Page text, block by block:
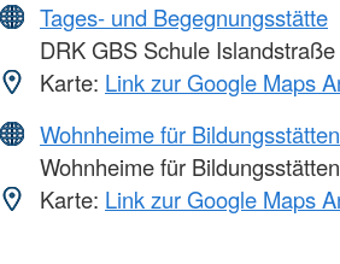
Tages- und Begegnungsstätte
DRK GBS Schule Islandstraße
Karte: Link zur Google Maps
Wohnheime für Bildungsstätten
Wohnheime für
Karte: Link zur Google Maps